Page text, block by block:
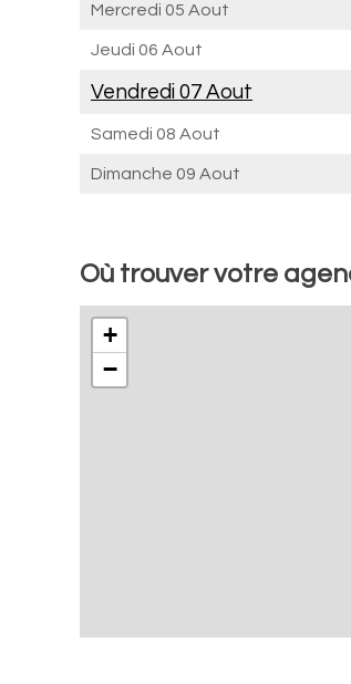
Mercredi 05 Aout
Jeudi 06 Aout
Vendredi 07 Aout
Samedi 08 Aout
Dimanche 09 Aout
Où trouver votre
+
−